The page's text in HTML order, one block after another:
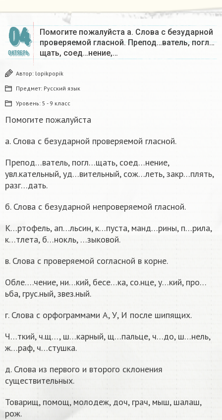
04
ОКТЯБРЬ
Помогите пожалуйста а. Слова с безударной
проверяемой гласной. Препод…ватель, погл…
щать, соед…нение,…
Автор: lopikpopik
Предмет: Русский язык
Уровень: 5 - 9 класс
Помогите пожалуйста
а. Слова с безударной проверяемой гласной.
Препод…ватель, погл…щать, соед…нение,
увл.кательный, уд…вительный, сож…леть, закр…плять,
разг…дать.
б. Слова с безударной непроверяемой гласной.
К…ртофель, ап…льсин, к…пуста, манд…рины, п…рила,
к…тлета, б…нокль, …зыковой.
в. Слова с проверяемой согласной в корне.
Обле….чение, ни…кий, бесе…ка, со.нце, у…кий, про…
ьба, грус.ный, звез.ный.
г. Слова с орфограммами А, У, И после шипящих.
Ч…ткий, ч.щ…, ш…карный, щ…пальце, ч…до, ш…нель,
ж…раф, ч…стушка.
д. Слова из первого и второго склонения
существительных.
Товарищ, помощ, молодеж, доч, грач, мыш, шалаш,
рож.